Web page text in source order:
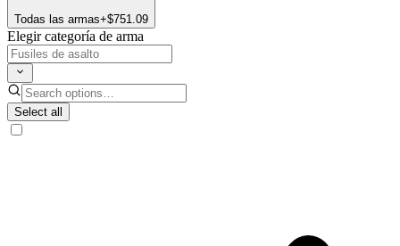
Todas las armas+$751.09
Elegir categoría de arma
Select all